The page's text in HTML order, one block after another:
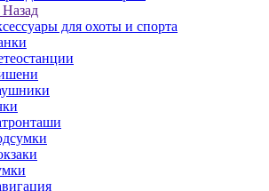
Назад
для охоты и спорта